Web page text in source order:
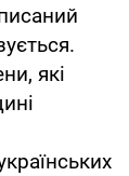
які